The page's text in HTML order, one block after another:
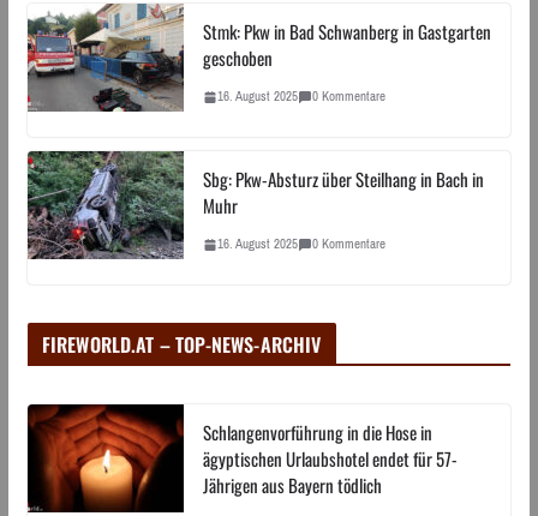
Stmk: Pkw in Bad Schwanberg in Gastgarten
geschoben
16. August 2025 0 Kommentare
Sbg: Pkw-Absturz über Steilhang in Bach in
Muhr
16. August 2025 0 Kommentare
FIREWORLD.AT – TOP-NEWS-ARCHIV
Schlangenvorführung in die Hose in
ägyptischen Urlaubshotel endet für 57-
Jährigen aus Bayern tödlich